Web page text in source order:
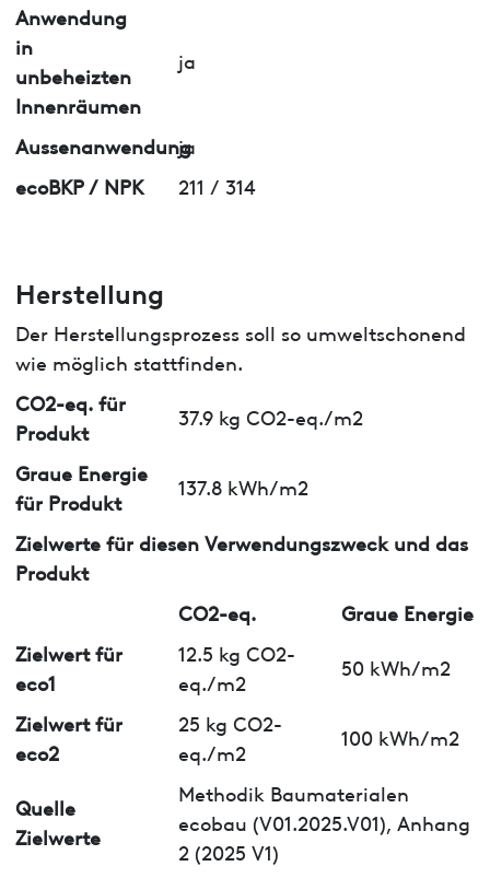
Anwendung
in
unbeheizten
Innenräumen
ja
Aussenanwendung
ja
ecoBKP / NPK
211 / 314
Herstellung
Der Herstellungsprozess soll so umweltschonend
wie möglich stattfinden.
CO2-eq. für
Produkt
37.9 kg CO2-eq./m2
Graue Energie
für Produkt
137.8 kWh/m2
Zielwerte für diesen Verwendungszweck und das
Produkt
CO2-eq.
Graue Energie
Zielwert für
eco1
12.5 kg CO2-
eq./m2
50 kWh/m2
Zielwert für
eco2
25 kg CO2-
eq./m2
100 kWh/m2
Quelle
Zielwerte
Methodik Baumaterialen
ecobau (V01.2025.V01), Anhang
2 (2025 V1)